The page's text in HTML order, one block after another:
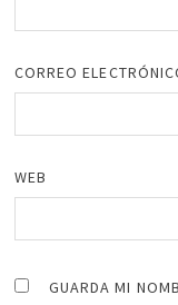
CORREO
WEB
GUARDA MI